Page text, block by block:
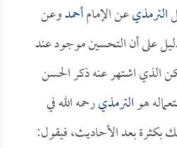
الترمذيعن الإمامأحمدوعن
على أن التحسين موجود عند
الذي اشتهر عنه ذكر الحسن
هوالترمذيرحمه الله في
بكثرة بعد الأحاديث، فيقول: